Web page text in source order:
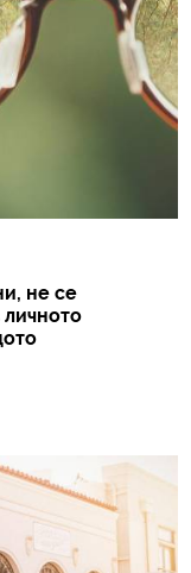
не се
личното